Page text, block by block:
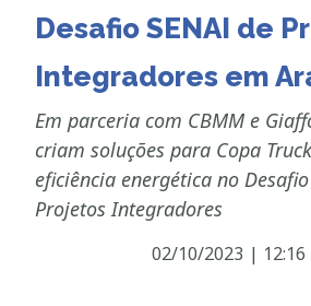
Desafio SENAI de
Integradores em
Em parceria com CBMM e
criam soluções para Copa
eficiência energética no Desafio
Projetos Integradores
02/10/2023 | 12:16